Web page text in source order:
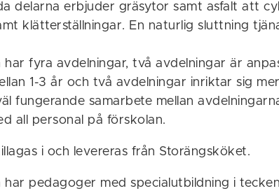
delarna erbjuder gräsytor samt asfalt att
klätterställningar. En naturlig sluttning
har fyra avdelningar, två avdelningar är
1-3 år och två avdelningar inriktar sig
fungerande samarbete mellan
all personal på förskolan.
i och levereras från Storängsköket.
har pedagoger med specialutbildning i